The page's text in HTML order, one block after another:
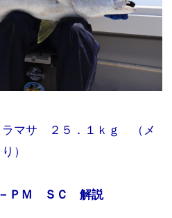
マサ ２５．１ｋｇ （メ
）
ＰＭ ＳＣ 解説